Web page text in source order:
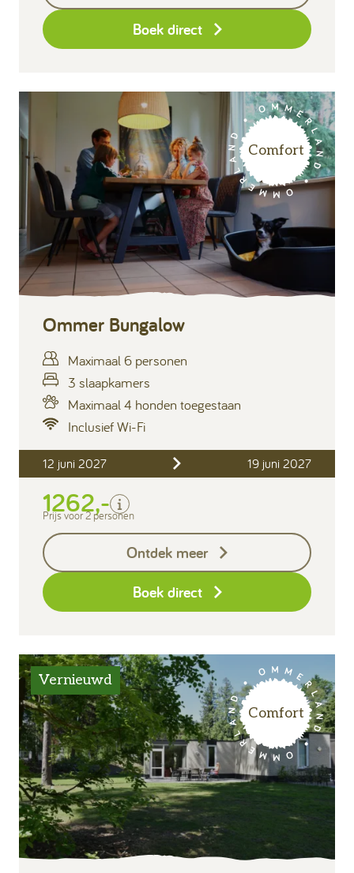
Boek direct
Comfort
Ommer Bungalow
Maximaal 6 personen
3 slaapkamers
Maximaal 4 honden toegestaan
Inclusief Wi-Fi
12 juni 2027 19 juni 2027
1262,-
Inclusief
Verblijfskosten
Keukendoekenpakket
Eindschoonmaak
Prijs voor 2 personen
Ontdek meer
Boek direct
Comfort
Vernieuwd